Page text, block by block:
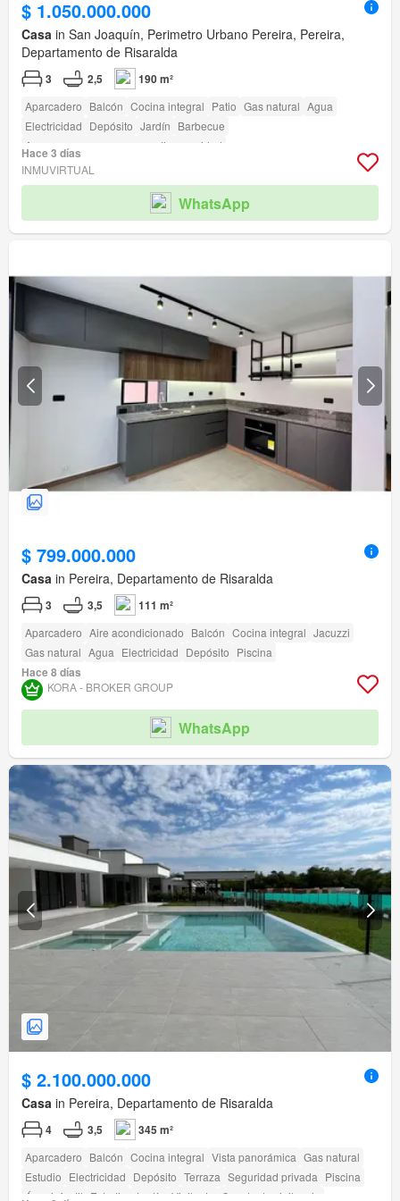
$ 1.050.000.000
Casa in San Joaquín, Perimetro Urbano Pereira, Pereira,
Departamento de Risaralda
3 2,5 190 m²
Aparcadero Balcón Cocina integral Patio Gas natural Agua
Electricidad Depósito Jardín Barbecue
Acceso para personas con discapacidad
Hace 3 días
INMUVIRTUAL
WhatsApp
$ 799.000.000
Casa in Pereira, Departamento de Risaralda
3 3,5 111 m²
Aparcadero Aire acondicionado Balcón Cocina integral Jacuzzi
Gas natural Agua Electricidad Depósito Piscina
Hace 8 días
KORA - BROKER GROUP
WhatsApp
$ 2.100.000.000
Casa in Pereira, Departamento de Risaralda
4 3,5 345 m²
Aparcadero Balcón Cocina integral Vista panorámica Gas natural
Estudio Electricidad Depósito Terraza Seguridad privada Piscina
Área infantil Estudio Jardín Vigilante
Caseta de vigilancia